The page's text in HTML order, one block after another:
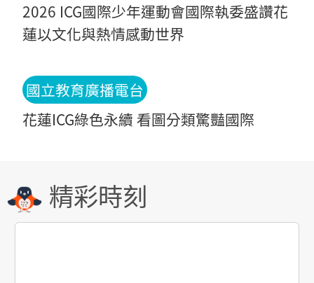
2026 ICG國際少年運動會國際執委盛讚花
蓮以文化與熱情感動世界
國立教育廣播電台
花蓮ICG綠色永續 看圖分類驚豔國際
精彩時刻